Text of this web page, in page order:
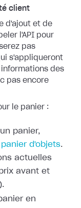
client
d'ajout et de
l'API pour
pas
s'appliqueront
des
pas encore
le panier :
panier,
panier d'objets.
actuelles
avant et
en